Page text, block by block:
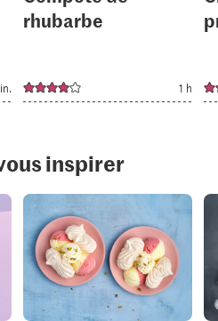
rhubarbe
1 h
inspirer